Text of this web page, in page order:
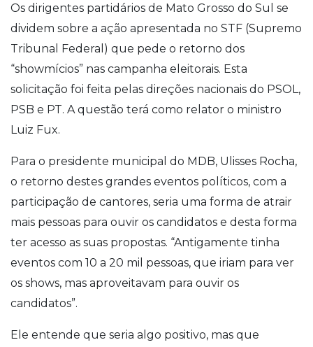
Os dirigentes partidários de Mato Grosso do Sul se
dividem sobre a ação apresentada no STF (Supremo
Tribunal Federal) que pede o retorno dos
“showmícios” nas campanha eleitorais. Esta
solicitação foi feita pelas direções nacionais do PSOL,
PSB e PT. A questão terá como relator o ministro
Luiz Fux.
Para o presidente municipal do MDB, Ulisses Rocha,
o retorno destes grandes eventos políticos, com a
participação de cantores, seria uma forma de atrair
mais pessoas para ouvir os candidatos e desta forma
ter acesso as suas propostas. “Antigamente tinha
eventos com 10 a 20 mil pessoas, que iriam para ver
os shows, mas aproveitavam para ouvir os
candidatos”.
Ele entende que seria algo positivo, mas que